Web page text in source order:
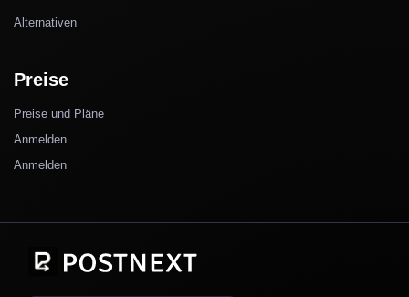
Alternativen
Preise
Preise und Pläne
Anmelden
Anmelden